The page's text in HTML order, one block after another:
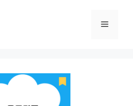
메